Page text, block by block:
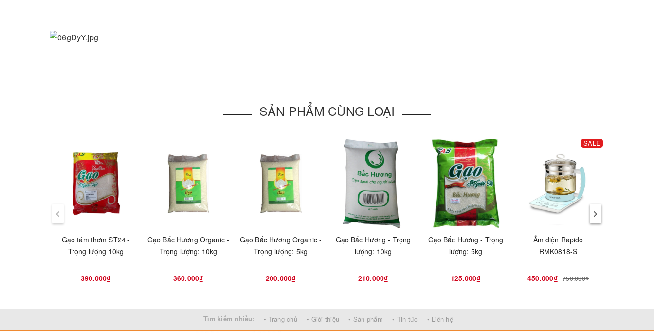
SẢN PHẨM CÙNG LOẠI
Gạo tám thơm ST24 -
Trọng lượng 10kg
390.000₫
Gạo Bắc Hương Organic -
Trọng lượng: 10kg
360.000₫
Gạo Bắc Hương Organic -
Trọng lượng: 5kg
200.000₫
Gạo Bắc Hương - Trọng
lượng: 10kg
210.000₫
Gạo Bắc Hương - Trọng
lượng: 5kg
125.000₫
SALE
Ấm điện Rapido
RMK0818-S
450.000₫ 750.000₫
Tìm kiếm nhiều: • Trang chủ • Giới thiệu • Sản phẩm • Tin tức • Liên hệ